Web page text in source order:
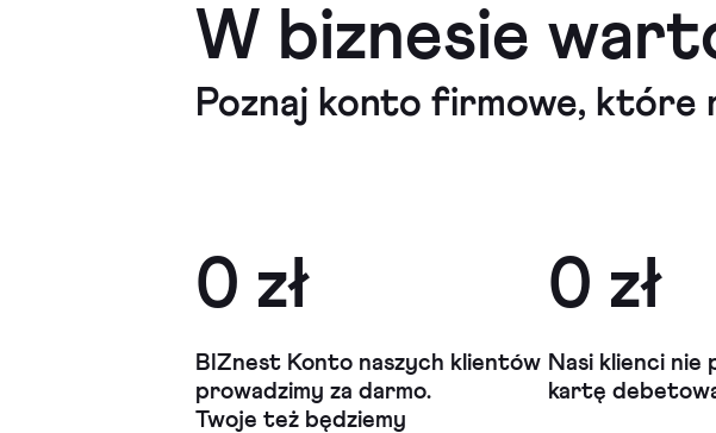
W biznesie
Poznaj konto firmowe, które
0 zł
BIZnest Konto naszych klientów
prowadzimy za darmo.
Twoje też będziemy
0 zł
Nasi klienci nie
kartę